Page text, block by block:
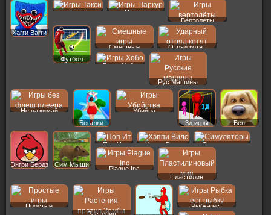
Хагги Вагги
Такси
Паркур
Вертолеты
Футбол
Смешные Отряд котят
Бомж Хобо
Рус Машины
Не нажимай
Бегалки
Убийца
3д игры
Бен
Энгри Бердз Сим Мыши
Поп Ит Хэппи Вилс Симуляторы
Plague Inc
Пластилин
Простые
Рыбка ест